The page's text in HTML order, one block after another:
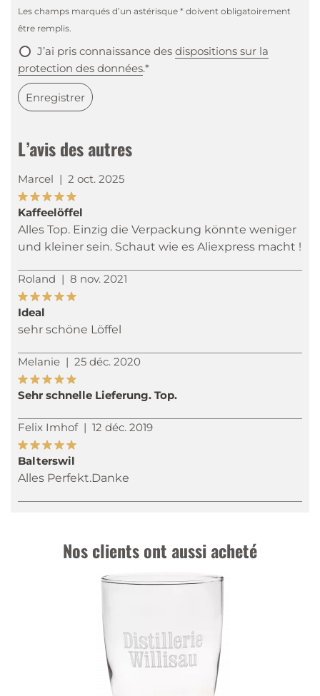
L’avis des autres
Marcel | 2 oct. 2025
Kaffeelöffel
Alles Top. Einzig die Verpackung könnte weniger
und kleiner sein. Schaut wie es Aliexpress macht !
Roland | 8 nov. 2021
Ideal
sehr schöne Löffel
Melanie | 25 déc. 2020
Sehr schnelle Lieferung. Top.
Felix Imhof | 12 déc. 2019
Balterswil
Alles Perfekt.Danke
Les champs marqués d’un astérisque * doivent obligatoirement
être remplis.
J’ai pris connaissance des dispositions sur la
protection des données.*
Enregistrer
Nos clients ont aussi acheté